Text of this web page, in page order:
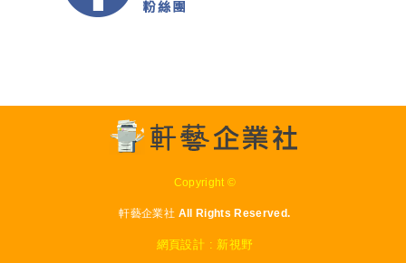
Copyright ©
軒藝企業社 All Rights Reserved.
網頁設計 : 新視野